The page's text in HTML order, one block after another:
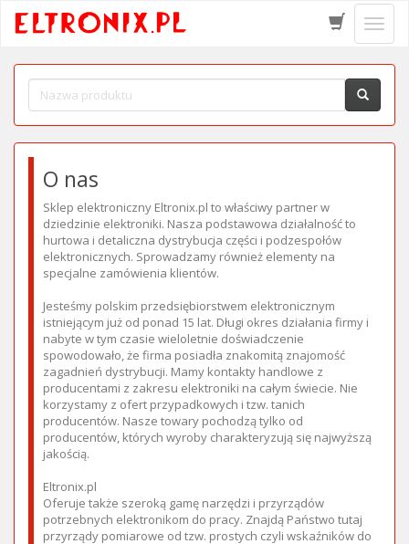
menu
O nas
Sklep elektroniczny Eltronix.pl to właściwy partner w
dziedzinie elektroniki. Nasza podstawowa działalność to
hurtowa i detaliczna dystrybucja części i podzespołów
elektronicznych. Sprowadzamy również elementy na
specjalne zamówienia klientów.
Jesteśmy polskim przedsiębiorstwem elektronicznym
istniejącym już od ponad 15 lat. Długi okres działania firmy i
nabyte w tym czasie wieloletnie doświadczenie
spowodowało, że firma posiadła znakomitą znajomość
zagadnień dystrybucji. Mamy kontakty handlowe z
producentami z zakresu elektroniki na całym świecie. Nie
korzystamy z ofert przypadkowych i tzw. tanich
producentów. Nasze towary pochodzą tylko od
producentów, których wyroby charakteryzują się najwyższą
jakością.
Eltronix.pl
Oferuje także szeroką gamę narzędzi i przyrządów
potrzebnych elektronikom do pracy. Znajdą Państwo tutaj
przyrządy pomiarowe od tzw. prostych czyli wskaźników do